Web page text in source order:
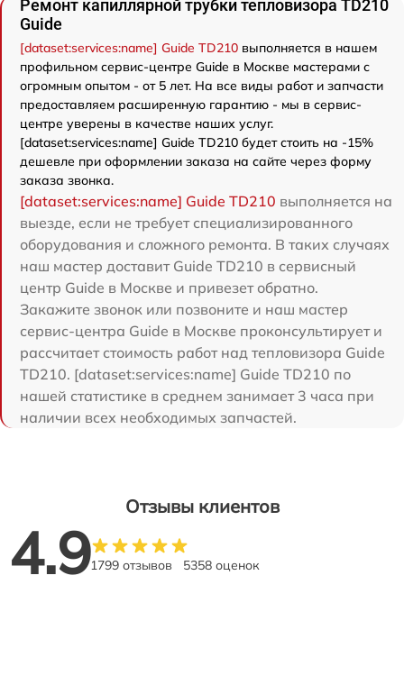
Ремонт капиллярной трубки тепловизора TD210
Guide
[dataset:services:name] Guide TD210 выполняется в нашем
профильном сервис-центре Guide в Москве мастерами с
огромным опытом - от 5 лет. На все виды работ и запчасти
предоставляем расширенную гарантию - мы в сервис-
центре уверены в качестве наших услуг.
[dataset:services:name] Guide TD210 будет стоить на -15%
дешевле при оформлении заказа на сайте через форму
заказа звонка.
[dataset:services:name] Guide TD210 выполняется на
выезде, если не требует специализированного
оборудования и сложного ремонта. В таких случаях
наш мастер доставит Guide TD210 в сервисный
центр Guide в Москве и привезет обратно.
Закажите звонок или позвоните и наш мастер
сервис-центра Guide в Москве проконсультирует и
рассчитает стоимость работ над тепловизора Guide
TD210. [dataset:services:name] Guide TD210 по
нашей статистике в среднем занимает 3 часа при
наличии всех необходимых запчастей.
Отзывы клиентов
4.91799 отзывов 5358 оценок